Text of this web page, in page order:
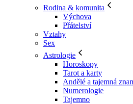
Rodina & komunita
Výchova
Přátelství
Vztahy
Sex
Astrologie
Horoskopy
Tarot a karty
Andělé a tajemná
Numerologie
Tajemno